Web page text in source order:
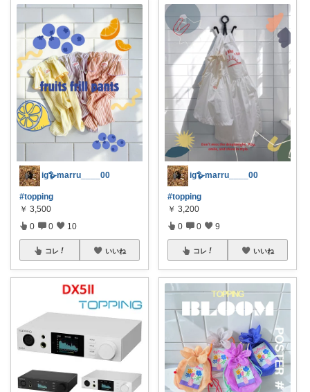
ig🪿marru____00
#topping
￥ 3,500
0 0 10
コレ いいね
ig🪿marru____00
#topping
￥ 3,200
0 0 9
コレ いいね